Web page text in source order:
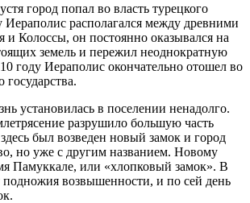
город попал во власть турецкого
Иераполис располагался между древними
и Колоссы, он постоянно оказывался на
земель и пережил неоднократную
году Иераполис окончательно отошел во
государства.
установилась в поселении ненадолго.
разрушило большую часть
был возведен новый замок и город
но уже с другим названием. Новому
Памуккале, или «хлопковый замок». В
возвышенности, и по сей день